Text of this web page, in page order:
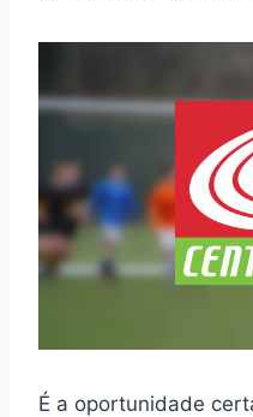
É a oportunidade